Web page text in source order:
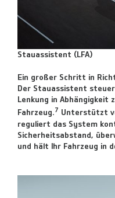
Stauassistent (LFA)
Ein großer Schritt in
Der Stauassistent
Lenkung in Abhängigkeit
Fahrzeug.7 Unterstützt
reguliert das System
Sicherheitsabstand,
und hält Ihr Fahrzeug in